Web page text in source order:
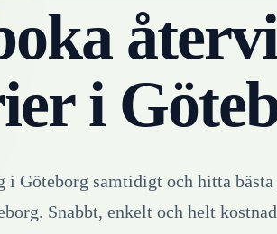
i
i Göteborg samtidigt och hitta
. Snabbt, enkelt och helt